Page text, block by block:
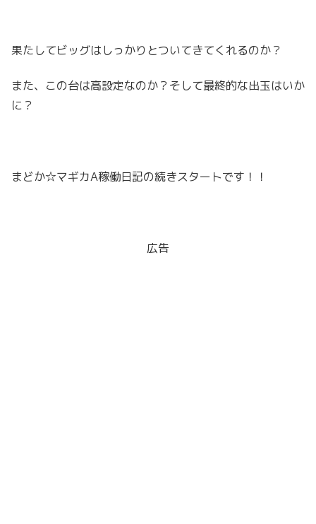
果たしてビッグはしっかりとついてきてくれるのか？
また、この台は高設定なのか？そして最終的な出玉はいか
に？
まどか☆マギカA稼働日記の続きスタートです！！
広告